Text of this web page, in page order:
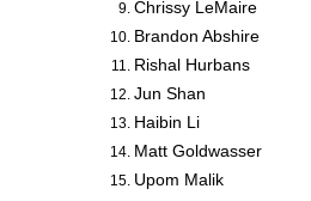
Chrissy LeMaire
Brandon Abshire
Rishal Hurbans
Jun Shan
Haibin Li
Matt Goldwasser
Upom Malik